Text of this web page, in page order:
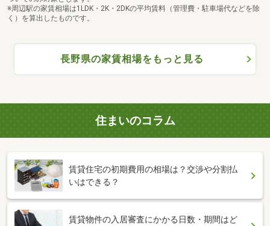
※周辺駅の家賃相場は1LDK・2K・2DKの平均賃料（管理費・駐車場代などを除
く）を算出したものです。
長野県の家賃相場をもっと見る
住まいのコラム
賃貸住宅の初期費用の相場は？交渉や分割払
いはできる？
賃貸物件の入居審査にかかる日数・期間はど